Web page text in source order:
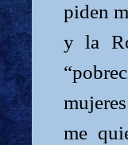
piden
y la
me